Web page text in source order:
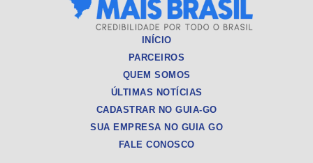
INÍCIO
PARCEIROS
QUEM SOMOS
ÚLTIMAS NOTÍCIAS
CADASTRAR NO GUIA-GO
SUA EMPRESA NO GUIA GO
FALE CONOSCO